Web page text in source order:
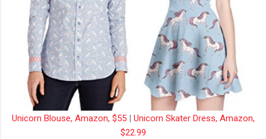
Unicorn Blouse, Amazon, $55| Unicorn Skater Dress, Amazon,
$22.99